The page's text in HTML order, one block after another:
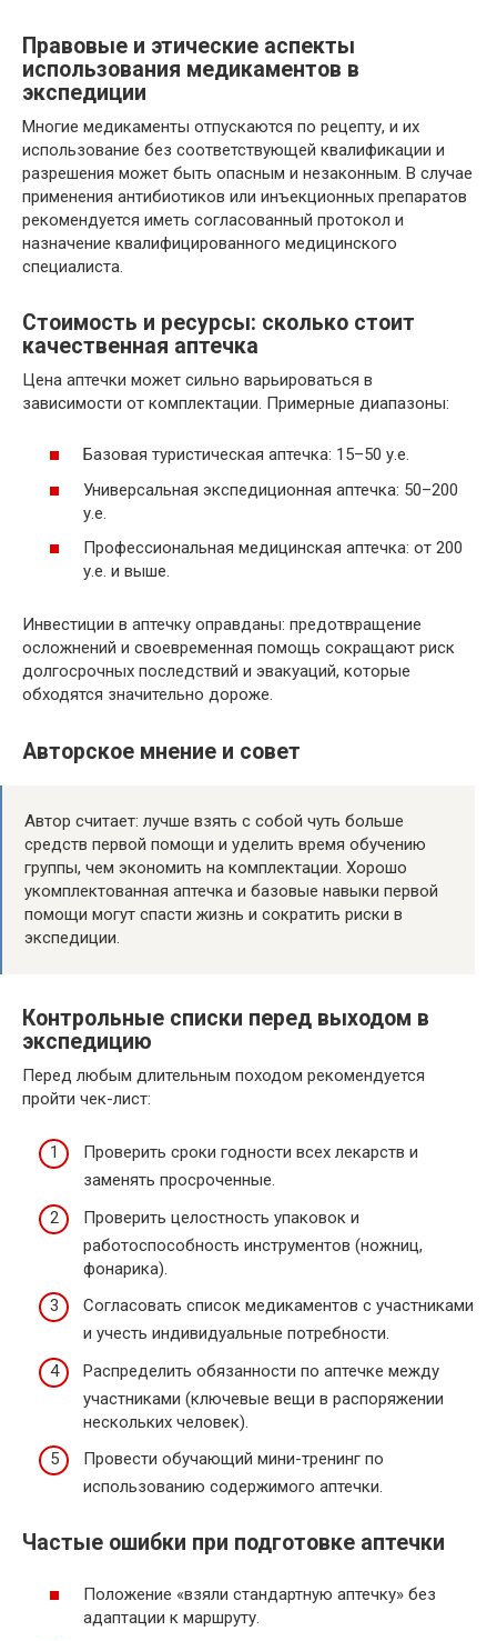
Правовые и этические аспекты
использования медикаментов в
экспедиции
Многие медикаменты отпускаются по рецепту, и их
использование без соответствующей квалификации и
разрешения может быть опасным и незаконным. В случае
применения антибиотиков или инъекционных препаратов
рекомендуется иметь согласованный протокол и
назначение квалифицированного медицинского
специалиста.
Стоимость и ресурсы: сколько стоит
качественная аптечка
Цена аптечки может сильно варьироваться в
зависимости от комплектации. Примерные диапазоны:
Базовая туристическая аптечка: 15–50 у.е.
Универсальная экспедиционная аптечка: 50–200
у.е.
Профессиональная медицинская аптечка: от 200
у.е. и выше.
Инвестиции в аптечку оправданы: предотвращение
осложнений и своевременная помощь сокращают риск
долгосрочных последствий и эвакуаций, которые
обходятся значительно дороже.
Авторское мнение и совет
Автор считает: лучше взять с собой чуть больше
средств первой помощи и уделить время обучению
группы, чем экономить на комплектации. Хорошо
укомплектованная аптечка и базовые навыки первой
помощи могут спасти жизнь и сократить риски в
экспедиции.
Контрольные списки перед выходом в
экспедицию
Перед любым длительным походом рекомендуется
пройти чек-лист:
Проверить сроки годности всех лекарств и
заменять просроченные.
Проверить целостность упаковок и
работоспособность инструментов (ножниц,
фонарика).
Согласовать список медикаментов с участниками
и учесть индивидуальные потребности.
Распределить обязанности по аптечке между
участниками (ключевые вещи в распоряжении
нескольких человек).
Провести обучающий мини-тренинг по
использованию содержимого аптечки.
Частые ошибки при подготовке аптечки
Положение «взяли стандартную аптечку» без
адаптации к маршруту.